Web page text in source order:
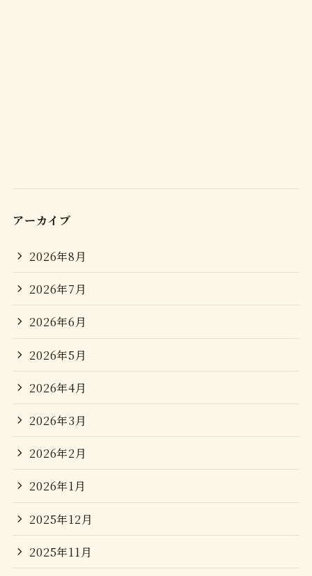
アーカイブ
2026年8月
2026年7月
2026年6月
2026年5月
2026年4月
2026年3月
2026年2月
2026年1月
2025年12月
2025年11月